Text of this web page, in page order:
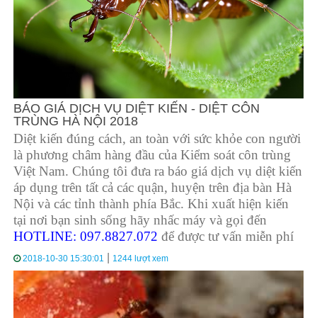
BÁO GIÁ DỊCH VỤ DIỆT KIẾN - DIỆT CÔN
TRÙNG HÀ NỘI 2018
Diệt kiến đúng cách, an toàn với sức khỏe con người
là phương châm hàng đầu của Kiểm soát côn trùng
Việt Nam. Chúng tôi đưa ra báo giá dịch vụ diệt kiến
áp dụng trên tất cả các quận, huyện trên địa bàn Hà
Nội và các tỉnh thành phía Bắc. Khi xuất hiện kiến
tại nơi bạn sinh sống hãy nhấc máy và gọi đến
HOTLINE: 097.8827.072 để được tư vấn miễn phí
2018-10-30 15:30:01 1244 lượt xem